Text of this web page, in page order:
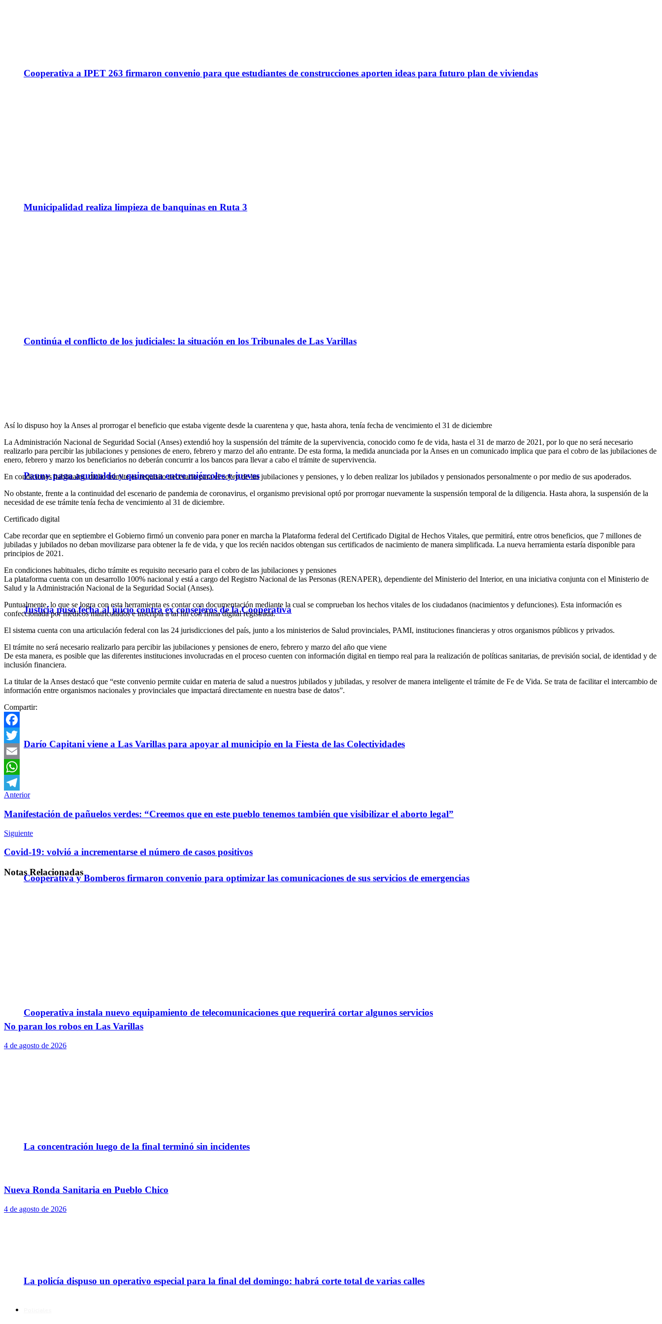
Cooperativa a IPET 263 firmaron convenio para que estudiantes de construcciones aporten ideas para futuro plan de viviendas
Municipalidad realiza limpieza de banquinas en Ruta 3
Continúa el conflicto de los judiciales: la situación en los Tribunales de Las Varillas
Pauny paga aguinaldo y quincena entre miércoles y jueves
Justicia puso fecha al juicio contra ex consejeros de la Cooperativa
Darío Capitani viene a Las Varillas para apoyar al municipio en la Fiesta de las Colectividades
Cooperativa y Bomberos firmaron convenio para optimizar las comunicaciones de sus servicios de emergencias
Cooperativa instala nuevo equipamiento de telecomunicaciones que requerirá cortar algunos servicios
La concentración luego de la final terminó sin incidentes
La policía dispuso un operativo especial para la final del domingo: habrá corte total de varias calles
Así lo dispuso hoy la Anses al prorrogar el beneficio que estaba vigente desde la cuarentena y que, hasta ahora, tenía fecha de vencimiento el 31 de diciembre
La Administración Nacional de Seguridad Social (Anses) extendió hoy la suspensión del trámite de la supervivencia, conocido como fe de vida, hasta el 31 de marzo de 2021, por lo que no será necesario
realizarlo para percibir las jubilaciones y pensiones de enero, febrero y marzo del año entrante. De esta forma, la medida anunciada por la Anses en un comunicado implica que para el cobro de las jubilaciones de
enero, febrero y marzo los beneficiarios no deberán concurrir a los bancos para llevar a cabo el trámite de supervivencia.
En condiciones habituales, dicho trámite es requisito necesario para el cobro de las jubilaciones y pensiones, y lo deben realizar los jubilados y pensionados personalmente o por medio de sus apoderados.
No obstante, frente a la continuidad del escenario de pandemia de coronavirus, el organismo previsional optó por prorrogar nuevamente la suspensión temporal de la diligencia. Hasta ahora, la suspensión de la
necesidad de ese trámite tenía fecha de vencimiento al 31 de diciembre.
Certificado digital
Cabe recordar que en septiembre el Gobierno firmó un convenio para poner en marcha la Plataforma federal del Certificado Digital de Hechos Vitales, que permitirá, entre otros beneficios, que 7 millones de
jubiladas y jubilados no deban movilizarse para obtener la fe de vida, y que los recién nacidos obtengan sus certificados de nacimiento de manera simplificada. La nueva herramienta estaría disponible para
principios de 2021.
En condiciones habituales, dicho trámite es requisito necesario para el cobro de las jubilaciones y pensiones
La plataforma cuenta con un desarrollo 100% nacional y está a cargo del Registro Nacional de las Personas (RENAPER), dependiente del Ministerio del Interior, en una iniciativa conjunta con el Ministerio de
Salud y la Administración Nacional de la Seguridad Social (Anses).
Puntualmente, lo que se logra con esta herramienta es contar con documentación mediante la cual se comprueban los hechos vitales de los ciudadanos (nacimientos y defunciones). Esta información es
confeccionada por médicos matriculados e inscripta a tal fin con firma digital registrada.
El sistema cuenta con una articulación federal con las 24 jurisdicciones del país, junto a los ministerios de Salud provinciales, PAMI, instituciones financieras y otros organismos públicos y privados.
El trámite no será necesario realizarlo para percibir las jubilaciones y pensiones de enero, febrero y marzo del año que viene
De esta manera, es posible que las diferentes instituciones involucradas en el proceso cuenten con información digital en tiempo real para la realización de políticas sanitarias, de previsión social, de identidad y de
inclusión financiera.
La titular de la Anses destacó que “este convenio permite cuidar en materia de salud a nuestros jubilados y jubiladas, y resolver de manera inteligente el trámite de Fe de Vida. Se trata de facilitar el intercambio de
información entre organismos nacionales y provinciales que impactará directamente en nuestra base de datos”.
Compartir:
Facebook
Twitter
Email
WhatsApp
Telegram
Anterior
Manifestación de pañuelos verdes: “Creemos que en este pueblo tenemos también que visibilizar el aborto legal”
Siguiente
Covid-19: volvió a incrementarse el número de casos positivos
Notas Relacionadas
No paran los robos en Las Varillas
4 de agosto de 2026
Nueva Ronda Sanitaria en Pueblo Chico
4 de agosto de 2026